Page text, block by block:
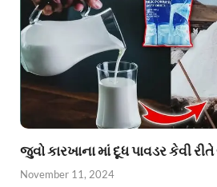
જુવો કારખાના માં દૂધ પાવડર કેવી
November 11, 2024